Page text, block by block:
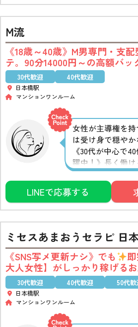
M流
《18歳～40歳》M男専門・支
テ。90分14000円～の高額バッ
30代歓迎 40代歓迎
日本橋駅
マンションワンルーム
女性が主導権を
は受け身で穏やか
《30代が中心で
躍中！》長く働
います。 M気質
歓迎です。質問
絡ください。
LINEで応募する
ミセスあまおうセラピ 日
《SNS写メ更新ナシ》でも
大人女性】がしっかり稼げる
30代歓迎 40代歓迎 50代歓
日本橋駅
マンションワンルーム